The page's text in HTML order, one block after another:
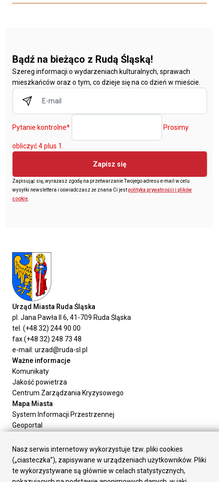
Bądź na bieżąco z Rudą Śląską!
Szereg informacji o wydarzeniach kulturalnych, sprawach
mieszkańców oraz o tym, co dzieje się na co dzień w mieście.
Pytanie kontrolne* Prosimy
obliczyć 4 plus 1.
Zapisz się
Zapisując się, wyrażasz zgodę na przetwarzanie Twojego adresu e-mail w celu
wysyłki newslettera i oświadczasz że znana Ci jestpolityka prywatności i plików
cookie
Urząd Miasta Ruda Śląska
pl. Jana Pawła II 6, 41-709 Ruda Śląska
tel. (+48 32) 244 90 00
fax (+48 32) 248 73 48
e-mail: urzad@ruda-sl.pl
Ważne informacje
Komunikaty
Jakość powietrza
Centrum Zarządzania Kryzysowego
Mapa Miasta
System Informacji Przestrzennej
Geoportal
Załatw sprawę
Prezydent Miasta
Rada Miasta
Wydziały
Nasz serwis internetowy wykorzystuje tzw. pliki cookies
(„ciasteczka”), zapisywane w urządzeniach użytkowników. Pliki
te wykorzystywane są głównie w celach statystycznych,